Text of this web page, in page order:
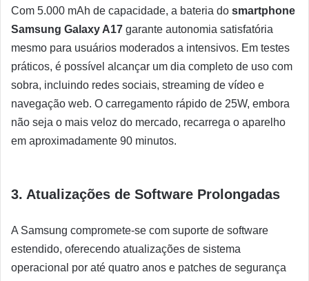
Com 5.000 mAh de capacidade, a bateria do smartphone
Samsung Galaxy A17 garante autonomia satisfatória
mesmo para usuários moderados a intensivos. Em testes
práticos, é possível alcançar um dia completo de uso com
sobra, incluindo redes sociais, streaming de vídeo e
navegação web. O carregamento rápido de 25W, embora
não seja o mais veloz do mercado, recarrega o aparelho
em aproximadamente 90 minutos.
3. Atualizações de Software Prolongadas
A Samsung compromete-se com suporte de software
estendido, oferecendo atualizações de sistema
operacional por até quatro anos e patches de segurança